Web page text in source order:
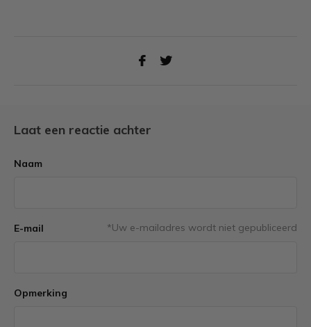
Laat een reactie achter
Naam
E-mail *Uw e-mailadres wordt niet gepubliceerd
Opmerking